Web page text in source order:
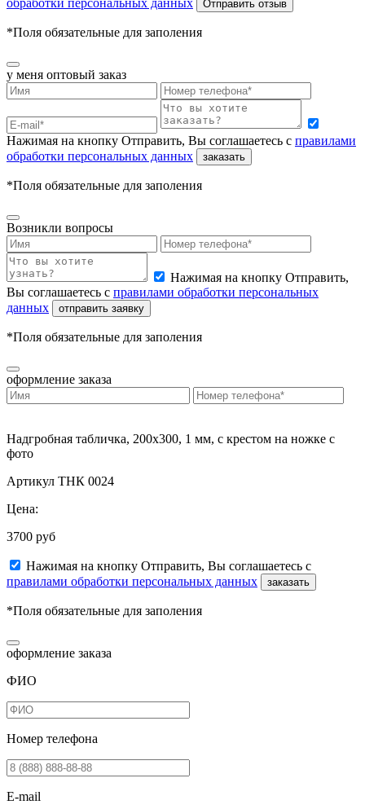
Отправить отзыв
*Поля обязательные для заполения
у меня оптовый заказ
Нажимая на кнопку Отправить, Вы соглашаетесь с правилами
обработки персональных данных
заказать
*Поля обязательные для заполения
Возникли вопросы
Нажимая на кнопку Отправить,
Вы соглашаетесь с правилами обработки персональных
данных
отправить заявку
*Поля обязательные для заполения
оформление заказа
Надгробная табличка, 200х300, 1 мм, с крестом на ножке с
фото
Артикул ТНК 0024
Цена:
3700 руб
Нажимая на кнопку Отправить, Вы соглашаетесь с
правилами обработки персональных данных
заказать
*Поля обязательные для заполения
оформление заказа
ФИО
Номер телефона
E-mail